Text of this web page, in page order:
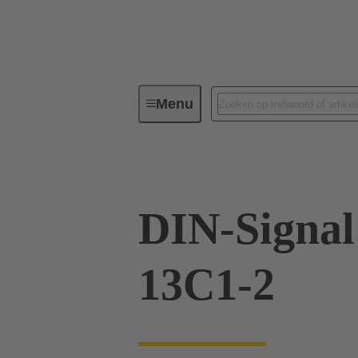
MenuSerie
DIN-
13C1-2